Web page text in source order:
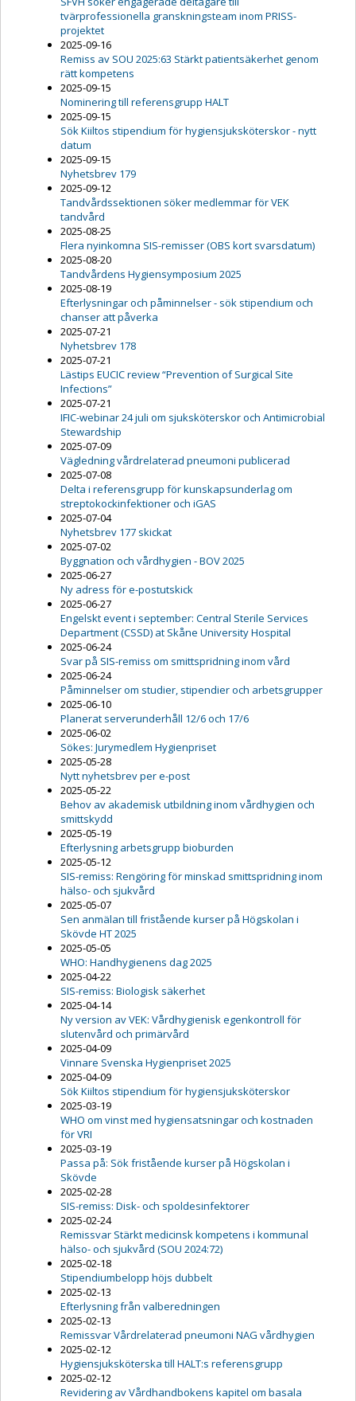
tvärprofessionella granskningsteam inom PRISS-
projektet
2025-09-16
Remiss av SOU 2025:63 Stärkt patientsäkerhet genom
rätt kompetens
2025-09-15
Nominering till referensgrupp HALT
2025-09-15
Sök Kiiltos stipendium för hygiensjuksköterskor - nytt
datum
2025-09-15
Nyhetsbrev 179
2025-09-12
Tandvårdssektionen söker medlemmar för VEK
tandvård
2025-08-25
Flera nyinkomna SIS-remisser (OBS kort svarsdatum)
2025-08-20
Tandvårdens Hygiensymposium 2025
2025-08-19
Efterlysningar och påminnelser - sök stipendium och
chanser att påverka
2025-07-21
Nyhetsbrev 178
2025-07-21
Lästips EUCIC review “Prevention of Surgical Site
Infections”
2025-07-21
IFIC-webinar 24 juli om sjuksköterskor och Antimicrobial
Stewardship
2025-07-09
Vägledning vårdrelaterad pneumoni publicerad
2025-07-08
Delta i referensgrupp för kunskapsunderlag om
streptokockinfektioner och iGAS
2025-07-04
Nyhetsbrev 177 skickat
2025-07-02
Byggnation och vårdhygien - BOV 2025
2025-06-27
Ny adress för e-postutskick
2025-06-27
Engelskt event i september: Central Sterile Services
Department (CSSD) at Skåne University Hospital
2025-06-24
Svar på SIS-remiss om smittspridning inom vård
2025-06-24
Påminnelser om studier, stipendier och arbetsgrupper
2025-06-10
Planerat serverunderhåll 12/6 och 17/6
2025-06-02
Sökes: Jurymedlem Hygienpriset
2025-05-28
Nytt nyhetsbrev per e-post
2025-05-22
Behov av akademisk utbildning inom vårdhygien och
smittskydd
2025-05-19
Efterlysning arbetsgrupp bioburden
2025-05-12
SIS-remiss: Rengöring för minskad smittspridning inom
hälso- och sjukvård
2025-05-07
Sen anmälan till fristående kurser på Högskolan i
Skövde HT 2025
2025-05-05
WHO: Handhygienens dag 2025
2025-04-22
SIS-remiss: Biologisk säkerhet
2025-04-14
Ny version av VEK: Vårdhygienisk egenkontroll för
slutenvård och primärvård
2025-04-09
Vinnare Svenska Hygienpriset 2025
2025-04-09
Sök Kiiltos stipendium för hygiensjuksköterskor
2025-03-19
WHO om vinst med hygiensatsningar och kostnaden
för VRI
2025-03-19
Passa på: Sök fristående kurser på Högskolan i
Skövde
2025-02-28
SIS-remiss: Disk- och spoldesinfektorer
2025-02-24
Remissvar Stärkt medicinsk kompetens i kommunal
hälso- och sjukvård (SOU 2024:72)
2025-02-18
Stipendiumbelopp höjs dubbelt
2025-02-13
Efterlysning från valberedningen
2025-02-13
Remissvar Vårdrelaterad pneumoni NAG vårdhygien
2025-02-12
Hygiensjuksköterska till HALT:s referensgrupp
2025-02-12
Revidering av Vårdhandbokens kapitel om basala